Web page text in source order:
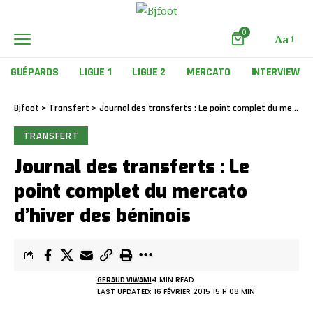
0 Aa
GUÉPARDS LIGUE 1 LIGUE 2 MERCATO INTERVIEW
Bjfoot > Transfert > Journal des transferts : Le point complet du mercato d’hiver des béninois
TRANSFERT
Journal des transferts : Le
point complet du mercato
d’hiver des béninois
LAST UPDATED: 16 FÉVRIER 2015 15 H 08 MIN
GERAUD VIWAMI4 MIN READ